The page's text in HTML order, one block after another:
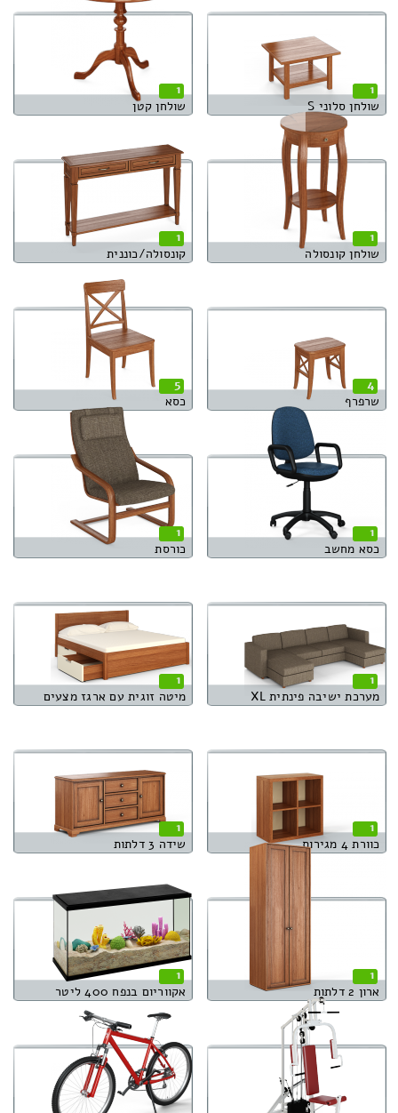
1
שולחן סלוני S
1
שולחן קטן
1
שולחן קונסולה
1
קונסולה/כוננית
4
שרפרף
5
כסא
1
כסא מחשב
1
כורסת
1
מערכת ישיבה פינתית XL
1
מיטה זוגית עם ארגז מצעים
1
כוורת 4 מגירות
1
שידה 3 דלתות
1
ארון 2 דלתות
1
אקווריום בנפח 400 ליטר